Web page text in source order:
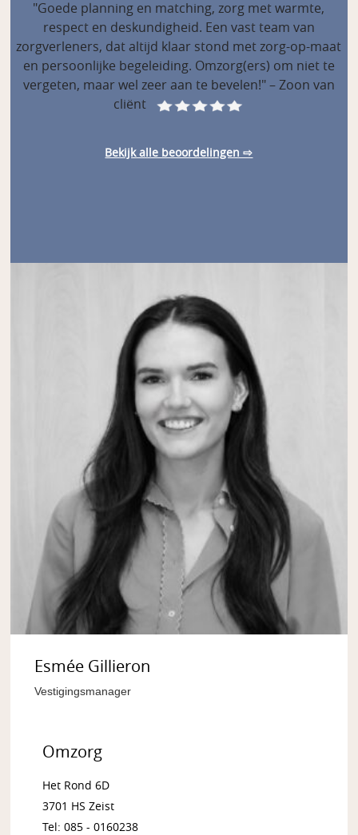
Omzorg
Het Rond 6D
3701 HS Zeist
Tel: 085 - 0160238
Esmée Gillieron
Vestigingsmanager
"Goede planning en matching, zorg met warmte,
respect en deskundigheid. Een vast team van
zorgverleners, dat altijd klaar stond met zorg-op-maat
en persoonlijke begeleiding. Omzorg(ers) om niet te
vergeten, maar wel zeer aan te bevelen!" – Zoon van
cliënt
Bekijk alle beoordelingen ⇨